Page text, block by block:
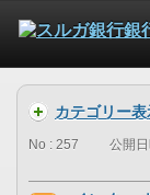
カテゴリー表
No : 257 公開